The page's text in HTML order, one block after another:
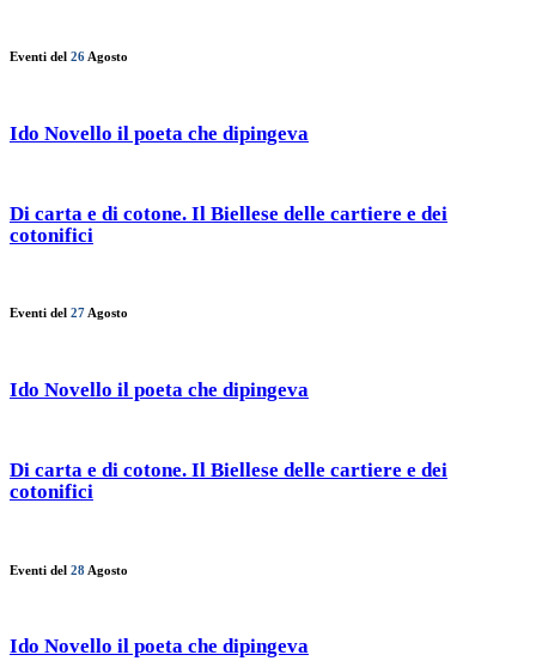
Eventi del 26 Agosto
Ido Novello il poeta che dipingeva
Di carta e di cotone. Il Biellese delle cartiere e dei
cotonifici
Eventi del 27 Agosto
Ido Novello il poeta che dipingeva
Di carta e di cotone. Il Biellese delle cartiere e dei
cotonifici
Eventi del 28 Agosto
Ido Novello il poeta che dipingeva